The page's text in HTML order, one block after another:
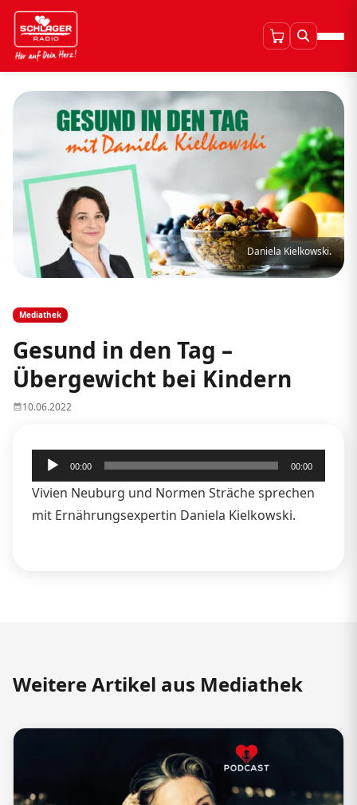
Daniela Kielkowski.
Mediathek
Gesund in den Tag –
Übergewicht bei Kindern
10.06.2022
Audio-
Player
00:00 00:00
Vivien Neuburg und Normen Sträche sprechen
mit Ernährungsexpertin Daniela Kielkowski.
Weitere Artikel aus Mediathek